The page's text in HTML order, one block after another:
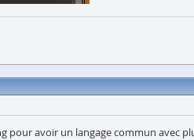
avoir un langage commun avec